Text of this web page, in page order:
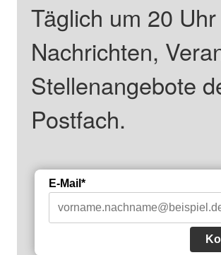
Täglich um 20
Nachrichten,
Stellenangebote
Postfach.
E-Mail*